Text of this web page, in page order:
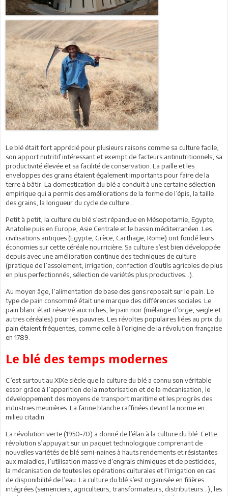
Le blé était fort apprécié pour plusieurs raisons comme sa culture facile,
son apport nutritif intéressant et exempt de facteurs antinutritionnels, sa
productivité élevée et sa facilité de conservation. La paille et les
enveloppes des grains étaient également importants pour faire de la
terre à bâtir. La domestication du blé a conduit à une certaine sélection
empirique qui a permis des améliorations de la forme de l’épis, la taille
des grains, la longueur du cycle de culture...
Petit à petit, la culture du blé s’est répandue en Mésopotamie, Egypte,
Anatolie puis en Europe, Asie Centrale et le bassin méditerranéen. Les
civilisations antiques (Egypte, Grèce, Carthage, Rome) ont fondé leurs
économies sur cette céréale nourricière. Sa culture s’est bien développée
depuis avec une amélioration continue des techniques de culture
(pratique de l’assolement, irrigation, confection d’outils agricoles de plus
en plus perfectionnés, sélection de variétés plus productives…).
Au moyen âge, l’alimentation de base des gens reposait sur le pain. Le
type de pain consommé était une marque des différences sociales. Le
pain blanc était réservé aux riches, le pain noir (mélange d’orge, seigle et
autres céréales) pour les pauvres. Les révoltes populaires liées au prix du
pain étaient fréquentes, comme celle à l’origine de la révolution française
en 1789.
Le blé des temps modernes
C’est surtout au XIXe siècle que la culture du blé a connu son véritable
essor grâce à l’apparition de la motorisation et de la mécanisation, le
développement des moyens de transport maritime et les progrès des
industries meunières. La farine blanche raffinées devint la norme en
milieu citadin.
La révolution verte (1950-70) a donné de l’élan à la culture du blé. Cette
révolution s’appuyait sur un paquet technologique comprenant de
nouvelles variétés de blé semi-naines à hauts rendements et résistantes
aux maladies, l’utilisation massive d’engrais chimiques et de pesticides,
la mécanisation de toutes les opérations culturales et l’irrigation en cas
de disponibilité de l’eau. La culture du blé s’est organisée en filières
intégrées (semenciers, agriculteurs, transformateurs, distributeurs…), les